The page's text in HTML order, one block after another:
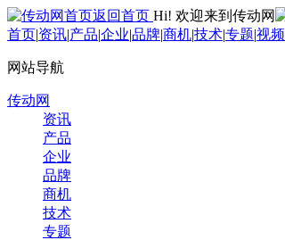
返回首页 Hi! 欢迎来到传动网
首页|资讯|产品|企业|品牌|商机|技术|专题|视频
网站导航
传动网
资讯
产品
企业
品牌
商机
技术
专题